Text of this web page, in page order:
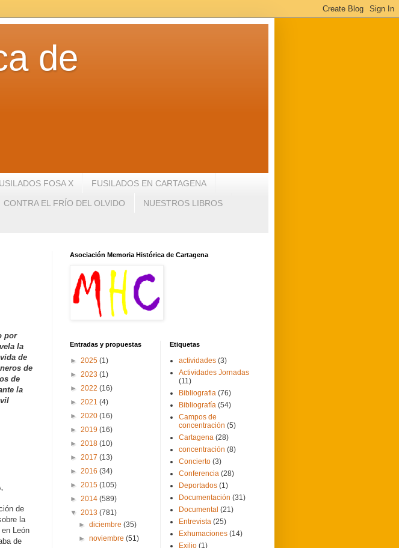
de
FOSA X FUSILADOS EN CARTAGENA
CONTRA EL FRÍO DEL OLVIDO NUESTROS LIBROS
por
la
de
de
de
la
de
la
en León
de
Asociación Memoria Histórica de Cartagena
Entradas y propuestas
► 2025 (1)
► 2023 (1)
► 2022 (16)
► 2021 (4)
► 2020 (16)
► 2019 (16)
► 2018 (10)
► 2017 (13)
► 2016 (34)
► 2015 (105)
► 2014 (589)
▼ 2013 (781)
►diciembre(35)
►noviembre(51)
Etiquetas
actividades (3)
Actividades Jornadas
(11)
Bibliografia (76)
Bibliografía (54)
Campos de
concentración (5)
Cartagena (28)
concentración (8)
Concierto (3)
Conferencia (28)
Deportados (1)
Documentación (31)
Documental (21)
Entrevista (25)
Exhumaciones (14)
Exilio (1)